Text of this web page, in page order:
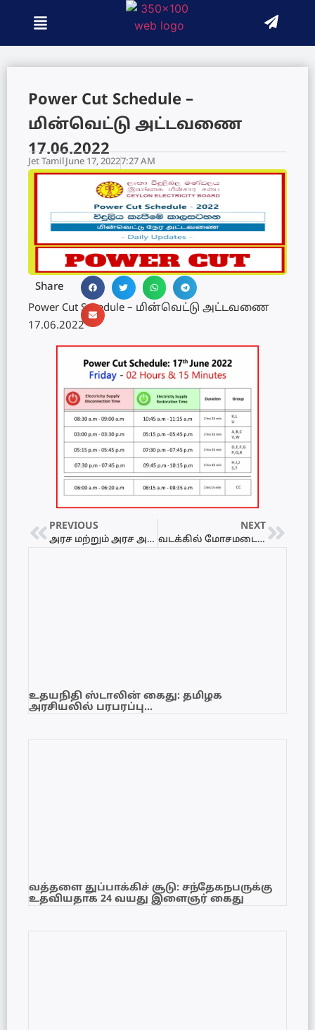
Power Cut Schedule –
மின்வெட்டு அட்டவணை
17.06.2022
Jet Tamil June 17, 20227:27 AM
Share
Power Cut Schedule – மின்வெட்டு அட்டவணை
17.06.2022
PREVIOUS
அரச மற்றும் அரச அங்கீகாரம் பெற்ற பாடசாலைகள் அனைத்தும் நாளை மூடப்படும்
NEXT
வடக்கில் மோசமடைந்தது எரிபொருள் நெருக்கடி
உதயநிதி ஸ்டாலின் கைது: தமிழக
அரசியலில் பரபரப்பு…
வத்தளை துப்பாக்கிச் சூடு: சந்தேகநபருக்கு
உதவியதாக 24 வயது இளைஞர் கைது